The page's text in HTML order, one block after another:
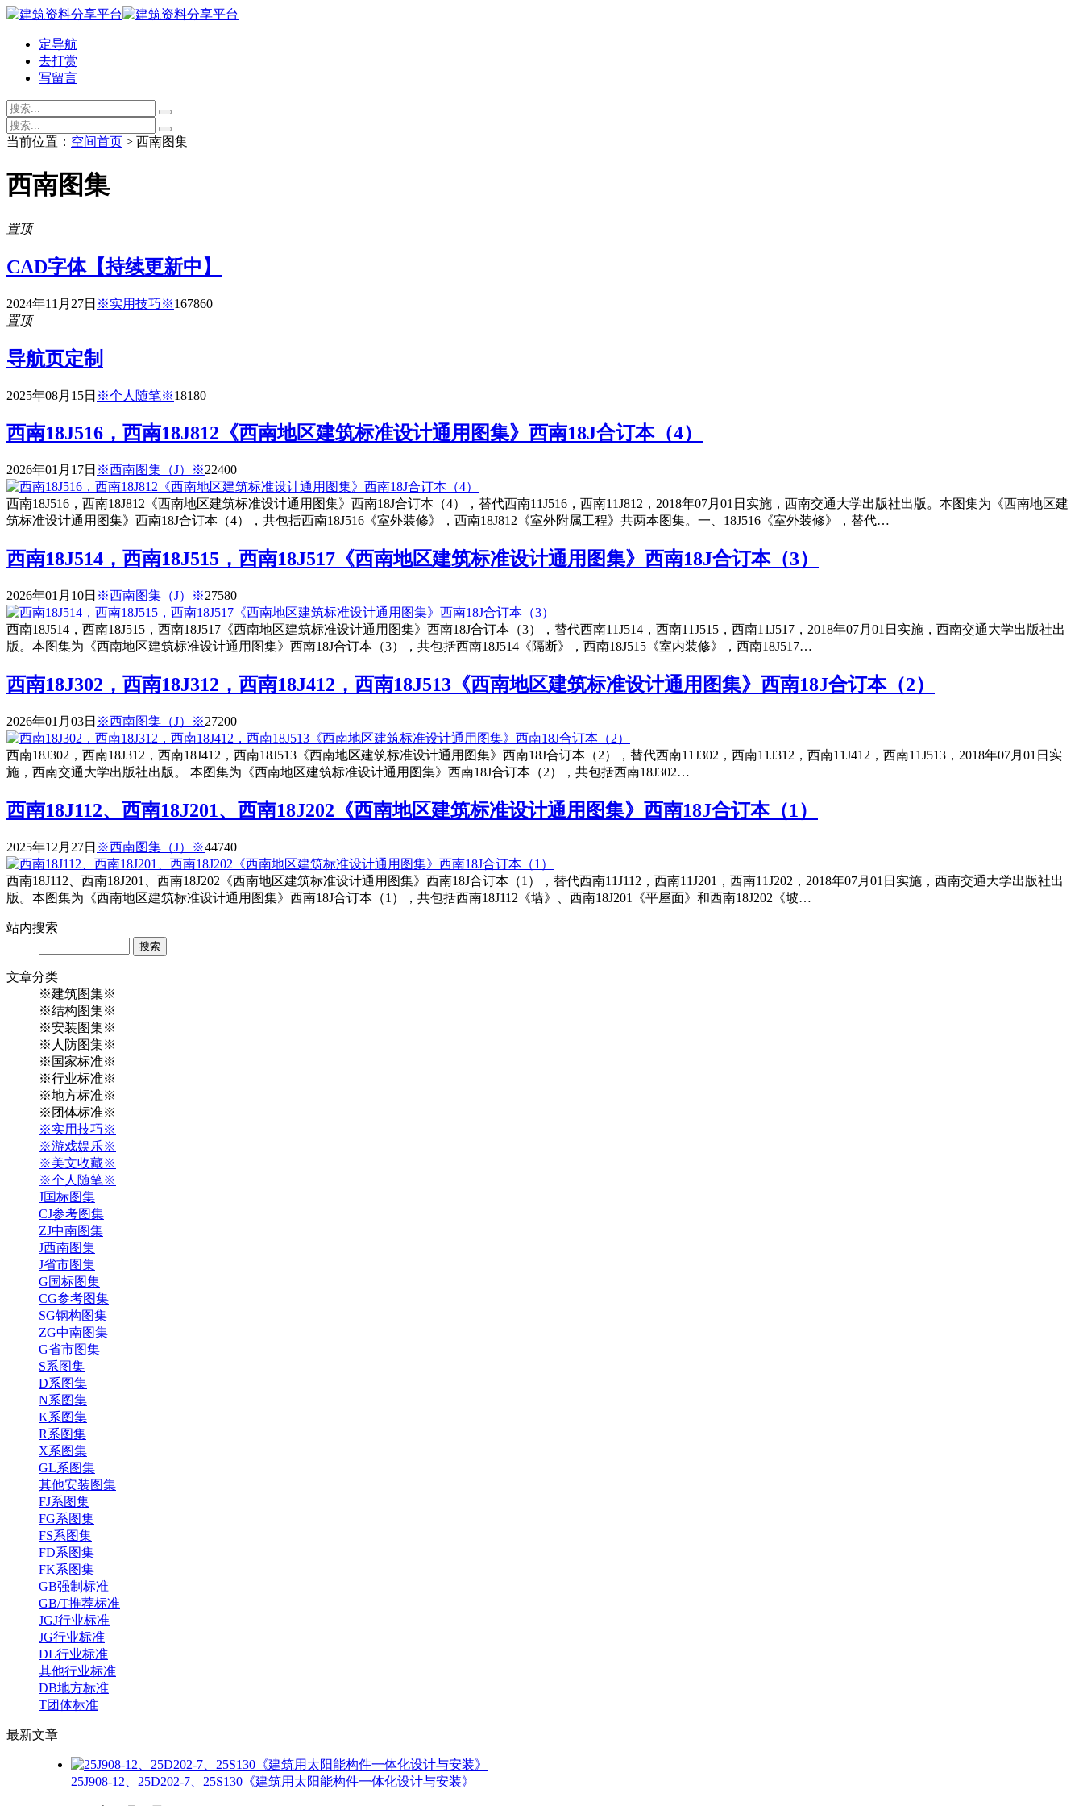
定导航
去打赏
写留言
当前位置： 空间首页 > 西南图集
西南图集
置顶
CAD字体【持续更新中】
2024年11月27日 ※实用技巧※167860
置顶
导航页定制
2025年08月15日 ※个人随笔※18180
西南18J516，西南18J812《西南地区建筑标准设计通用图集》西南18J合订本（4）
2026年01月17日 ※西南图集（J）※22400
西南18J516，西南18J812《西南地区建筑标准设计通用图集》西南18J合订本（4），替代西南11J516，西南11J812，2018年07月01日实施，西南交通大学出版社出版。本图集为《西南地区建
筑标准设计通用图集》西南18J合订本（4），共包括西南18J516《室外装修》，西南18J812《室外附属工程》共两本图集。一、18J516《室外装修》，替代…
西南18J514，西南18J515，西南18J517《西南地区建筑标准设计通用图集》西南18J合订本（3）
2026年01月10日 ※西南图集（J）※27580
西南18J514，西南18J515，西南18J517《西南地区建筑标准设计通用图集》西南18J合订本（3），替代西南11J514，西南11J515，西南11J517，2018年07月01日实施，西南交通大学出版社出
版。本图集为《西南地区建筑标准设计通用图集》西南18J合订本（3），共包括西南18J514《隔断》，西南18J515《室内装修》，西南18J517…
西南18J302，西南18J312，西南18J412，西南18J513《西南地区建筑标准设计通用图集》西南18J合订本（2）
2026年01月03日 ※西南图集（J）※27200
西南18J302，西南18J312，西南18J412，西南18J513《西南地区建筑标准设计通用图集》西南18J合订本（2），替代西南11J302，西南11J312，西南11J412，西南11J513，2018年07月01日实
施，西南交通大学出版社出版。 本图集为《西南地区建筑标准设计通用图集》西南18J合订本（2），共包括西南18J302…
西南18J112、西南18J201、西南18J202《西南地区建筑标准设计通用图集》西南18J合订本（1）
2025年12月27日 ※西南图集（J）※44740
西南18J112、西南18J201、西南18J202《西南地区建筑标准设计通用图集》西南18J合订本（1），替代西南11J112，西南11J201，西南11J202，2018年07月01日实施，西南交通大学出版社出
版。本图集为《西南地区建筑标准设计通用图集》西南18J合订本（1），共包括西南18J112《墙》、西南18J201《平屋面》和西南18J202《坡…
站内搜索
文章分类
※建筑图集※
※结构图集※
※安装图集※
※人防图集※
※国家标准※
※行业标准※
※地方标准※
※团体标准※
※实用技巧※
※游戏娱乐※
※美文收藏※
※个人随笔※
J国标图集
CJ参考图集
ZJ中南图集
J西南图集
J省市图集
G国标图集
CG参考图集
SG钢构图集
ZG中南图集
G省市图集
S系图集
D系图集
N系图集
K系图集
R系图集
X系图集
GL系图集
其他安装图集
FJ系图集
FG系图集
FS系图集
FD系图集
FK系图集
GB强制标准
GB/T推荐标准
JGJ行业标准
JG行业标准
DL行业标准
其他行业标准
DB地方标准
T团体标准
最新文章
25J908-12、25D202-7、25S130《建筑用太阳能构件一体化设计与安装》